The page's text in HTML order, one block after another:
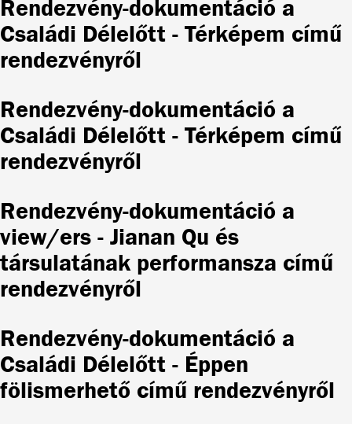
Rendezvény-dokumentáció a
Családi Délelőtt - Térképem című
rendezvényről
Rendezvény-dokumentáció a
Családi Délelőtt - Térképem című
rendezvényről
Rendezvény-dokumentáció a
view/ers - Jianan Qu és
társulatának performansza című
rendezvényről
Rendezvény-dokumentáció a
Családi Délelőtt - Éppen
fölismerhető című rendezvényről